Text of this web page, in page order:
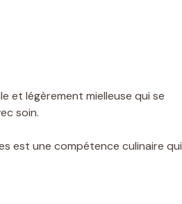
et légèrement mielleuse qui se
soin.
est une compétence culinaire qui